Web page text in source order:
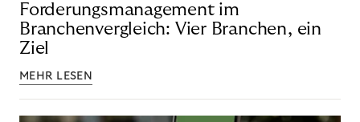
Forderungsmanagement im
Branchenvergleich: Vier Branchen, ein
Ziel
MEHR LESEN